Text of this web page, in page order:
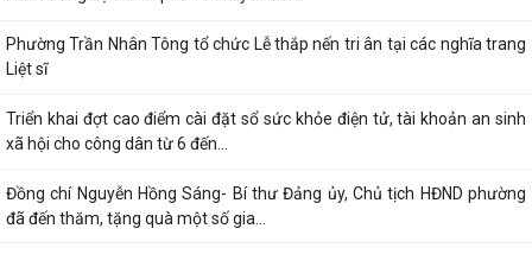
TIN MỚI
Kế hoạch Tuyên truyền “Chiến dịch 500 ngày đêm đẩy mạnh thực hiện
tìm kiếm, quy tập và xác định...
Thực hiện Nghị quyết số 08-NQ/TU ngày 29/01/2026 của Ban chấp
hành Đảng bộ thành phố về chuyển đổi...
Phường Trần Nhân Tông tổ chức Lễ thắp nến tri ân tại các nghĩa trang
Liệt sĩ